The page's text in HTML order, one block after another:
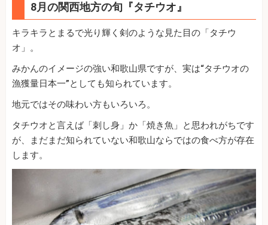
8月の関西地方の旬『タチウオ』
キラキラとまるで光り輝く剣のような見た目の「タチウ
オ」。
みかんのイメージの強い和歌山県ですが、実は“タチウオの
漁獲量日本一”としても知られています。
地元ではその味わい方もいろいろ。
タチウオと言えば「刺し身」か「焼き魚」と思われがちです
が、まだまだ知られていない和歌山ならではの食べ方が存在
します。